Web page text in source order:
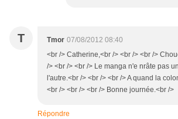
T Tmor 07/08/2012 08:40
<br /> Catherine,<br /> <br /> <br />
/> <br /> <br /> Le manga n'e nrâte pas
l'autre.<br /> <br /> <br /> A quand la
<br /> <br /> <br /> Bonne journée.<br />
Répondre